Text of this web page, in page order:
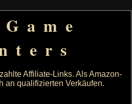
Affiliate-Links. Als Amazon-
an qualifizierten Verkäufen.